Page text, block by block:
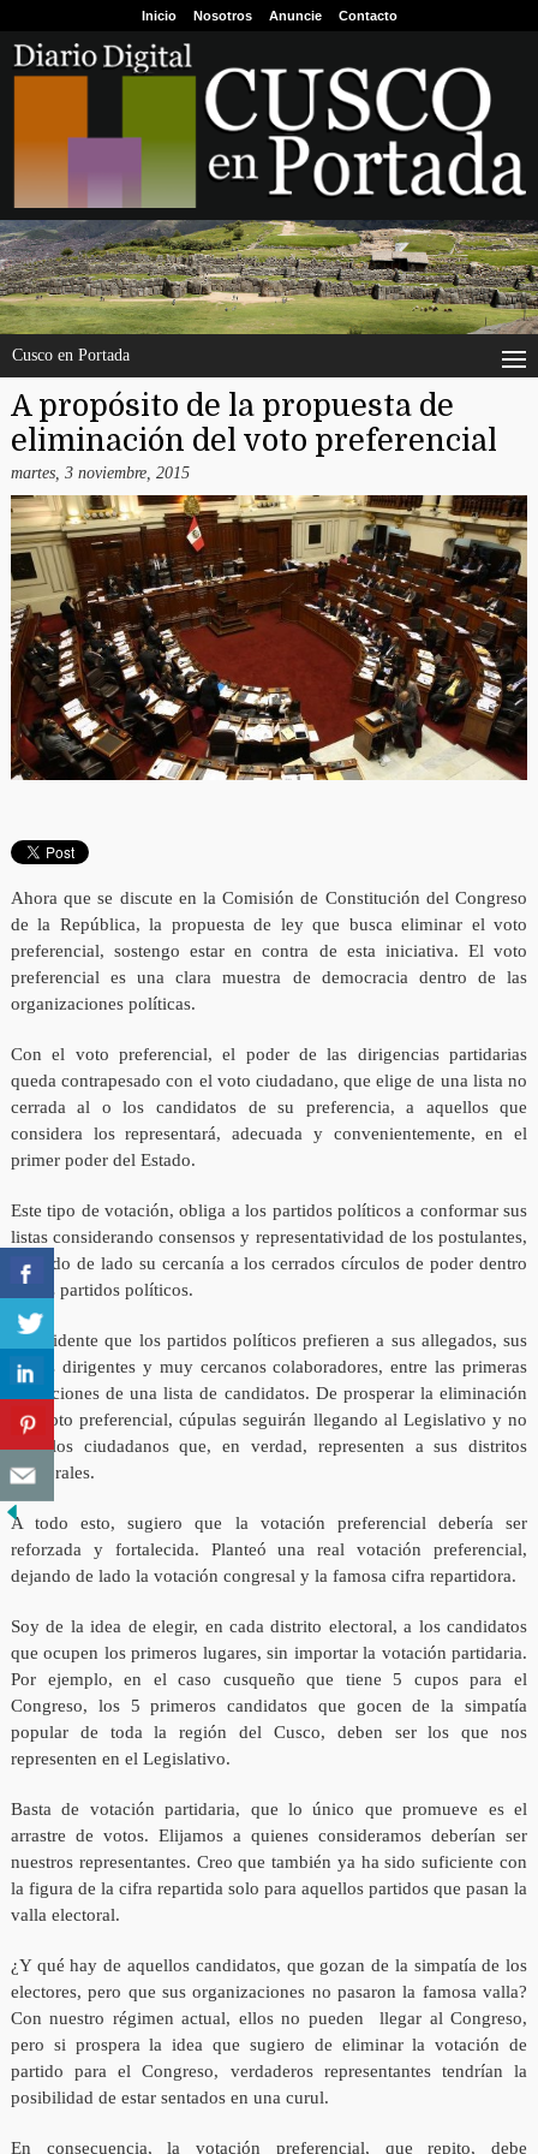
Inicio Nosotros Anuncie Contacto
Cusco en Portada
A propósito de la propuesta de
eliminación del voto preferencial
martes, 3 noviembre, 2015
Ahora que se discute en la Comisión de Constitución del Congreso
de la República, la propuesta de ley que busca eliminar el voto
preferencial, sostengo estar en contra de esta iniciativa. El voto
preferencial es una clara muestra de democracia dentro de las
organizaciones políticas.
Con el voto preferencial, el poder de las dirigencias partidarias
queda contrapesado con el voto ciudadano, que elige de una lista no
cerrada al o los candidatos de su preferencia, a aquellos que
considera los representará, adecuada y convenientemente, en el
primer poder del Estado.
Este tipo de votación, obliga a los partidos políticos a conformar sus
listas considerando consensos y representatividad de los postulantes,
dejando de lado su cercanía a los cerrados círculos de poder dentro
de los partidos políticos.
Es evidente que los partidos políticos prefieren a sus allegados, sus
viejos dirigentes y muy cercanos colaboradores, entre las primeras
ubicaciones de una lista de candidatos. De prosperar la eliminación
del voto preferencial, cúpulas seguirán llegando al Legislativo y no
aquellos ciudadanos que, en verdad, representen a sus distritos
electorales.
A todo esto, sugiero que la votación preferencial debería ser
reforzada y fortalecida. Planteó una real votación preferencial,
dejando de lado la votación congresal y la famosa cifra repartidora.
Soy de la idea de elegir, en cada distrito electoral, a los candidatos
que ocupen los primeros lugares, sin importar la votación partidaria.
Por ejemplo, en el caso cusqueño que tiene 5 cupos para el
Congreso, los 5 primeros candidatos que gocen de la simpatía
popular de toda la región del Cusco, deben ser los que nos
representen en el Legislativo.
Basta de votación partidaria, que lo único que promueve es el
arrastre de votos. Elijamos a quienes consideramos deberían ser
nuestros representantes. Creo que también ya ha sido suficiente con
la figura de la cifra repartida solo para aquellos partidos que pasan la
valla electoral.
¿Y qué hay de aquellos candidatos, que gozan de la simpatía de los
electores, pero que sus organizaciones no pasaron la famosa valla?
Con nuestro régimen actual, ellos no pueden llegar al Congreso,
pero si prospera la idea que sugiero de eliminar la votación de
partido para el Congreso, verdaderos representantes tendrían la
posibilidad de estar sentados en una curul.
En consecuencia, la votación preferencial, que repito, debe